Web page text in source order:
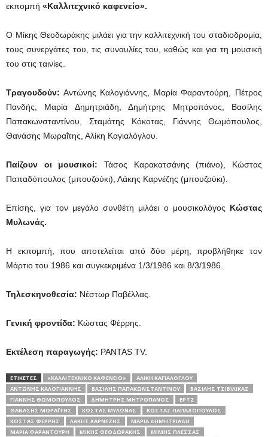
εκπομπή «Καλλιτεχνικό καφενείο».
Ο Μίκης Θεοδωράκης μιλάει για την καλλιτεχνική του σταδιοδρομία,
τους συνεργάτες του, τις συναυλίες του, καθώς και για τη μουσική
του στις ταινίες.
Τραγουδούν: Αντώνης Καλογιάννης, Μαρία Φαραντούρη, Πέτρος
Πανδής, Μαρία Δημητριάδη, Δημήτρης Μητροπάνος, Βασίλης
Παπακωνσταντίνου, Σταμάτης Κόκοτας, Γιάννης Θωμόπουλος,
Θανάσης Μωραΐτης, Αλίκη Καγιαλόγλου.
Παίζουν οι μουσικοί: Τάσος Καρακατσάνης (πιάνο), Κώστας
Παπαδόπουλος (μπουζούκι), Λάκης Καρνέζης (μπουζούκι).
Επίσης, για τον μεγάλο συνθέτη μιλάει ο μουσικολόγος Κώστας
Μυλωνάς.
Η εκπομπή, που αποτελείται από δύο μέρη, προβλήθηκε τον
Μάρτιο του 1986 και συγκεκριμένα 1/3/1986 και 8/3/1986.
Τηλεσκηνοθεσία: Νέστωρ Παβέλλας.
Γενική φροντίδα: Κώστας Φέρρης.
Εκτέλεση παραγωγής: PANTAS TV.
ΕΤΙΚΕΤΕΣ «ΚΑΛΛΙΤΕΧΝΙΚΌ ΚΑΦΕΝΕΊΟ»
ΑΛΊΚΗ ΚΑΓΙΑΛΌΓΛΟΥ
ΑΝΤΏΝΗΣ ΚΑΛΟΓΙΆΝΝΗΣ
ΒΑΣΊΛΗΣ ΠΑΠΑΚΩΝΣΤΑΝΤΊΝΟΥ
ΒΑΣΊΛΗΣ ΤΣΙΒΙΛΊΚΑΣ
ΓΙΆΝΝΗΣ ΘΩΜΌΠΟΥΛΟΣ
ΔΗΜΉΤΡΗΣ ΜΗΤΡΟΠΆΝΟΣ
ΕΡΤ2
ΘΑΝΆΣΗΣ ΜΩΡΑΪ́ΤΗΣ
ΚΏΣΤΑΣ ΜΥΛΩΝΆΣ
ΚΏΣΤΑΣ ΠΑΠΑΔΌΠΟΥΛΟΣ
ΚΏΣΤΑΣ ΦΈΡΡΗΣ
ΛΆΚΗΣ ΚΑΡΝΈΖΗΣ
ΜΑΡΊΑ ΔΗΜΗΤΡΙΆΔΗ
ΜΑΡΊΑ ΦΑΡΑΝΤΟΎΡΗ
ΜΊΚΗΣ ΘΕΟΔΩΡΆΚΗΣ
ΜΊΜΗΣ ΠΛΈΣΣΑΣ